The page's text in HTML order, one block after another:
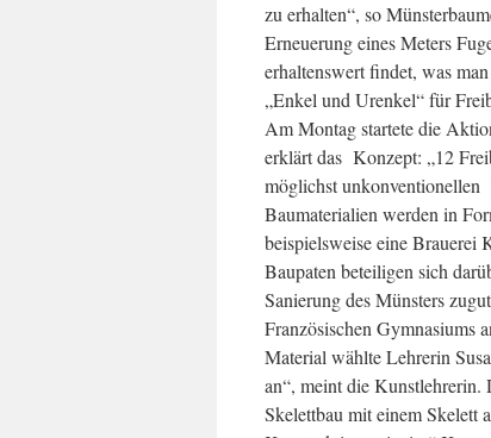
zu erhalten“, so
Erneuerung eines Meters
erhaltenswert findet, was
„Enkel und Urenkel“ für
Am Montag startete die
erklärt das Konzept: „12
möglichst unkonventionellen
Baumaterialien werden in
beispielsweise eine Brauerei
Baupaten beteiligen sich
Sanierung des Münsters
Französischen Gymnasiums
Material wählte Lehrerin
an“, meint die Kunstlehrerin.
Skelettbau mit einem Skelett